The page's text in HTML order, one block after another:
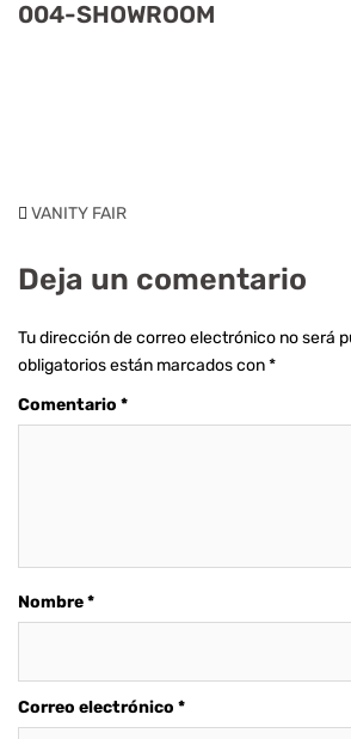
004-SHOWROOM
VANITY FAIR
Deja un comentario
Tu dirección de correo electrónico no será
obligatorios están marcados con*
Comentario *
Nombre*
Correo electrónico *